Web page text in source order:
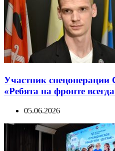
Участник спецоперации
«Ребята на фронте
05.06.2026